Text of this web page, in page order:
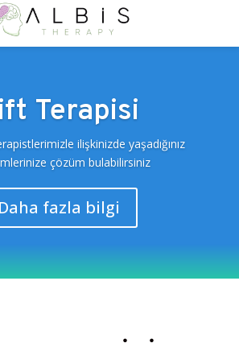
Terapisi
ilişkinizde yaşadığınız
çözüm bulabilirsiniz
Daha fazla bilgi